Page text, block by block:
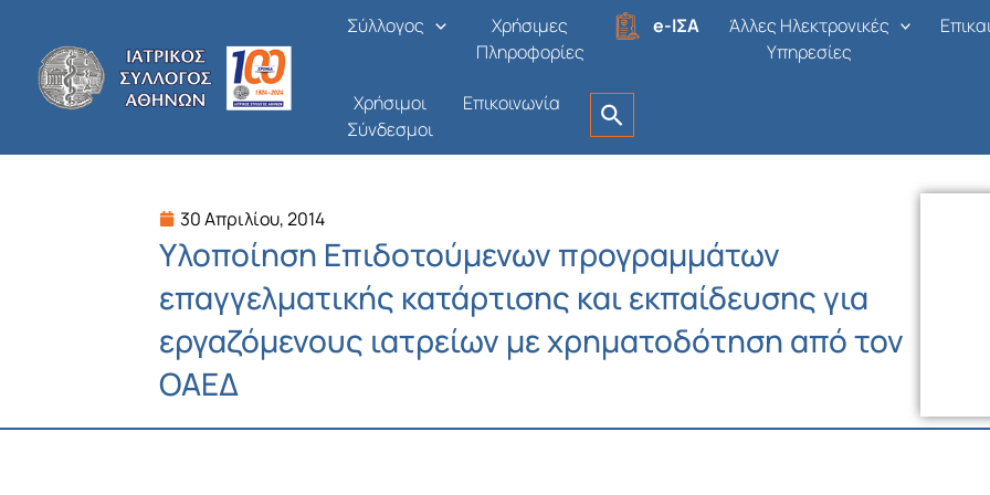
περιεχόμενο
Σύλλογος
Χρήσιμες
Πληροφορίες
e-ΙΣΑ
Άλλες Ηλεκτρονικές
Υπηρεσίες
Χρήσιμοι
Σύνδεσμοι
Επικοινωνία
30 Απριλίου, 2014
Υλοποίηση Επιδοτούμενων προγραμμάτων
επαγγελματικής κατάρτισης και εκπαίδευσης για
εργαζόμενους ιατρείων με χρηματοδότηση από τον
ΟΑΕΔ